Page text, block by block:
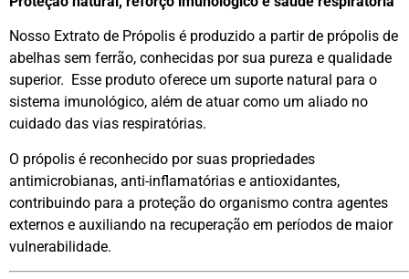
Nosso Extrato de Própolis é produzido a partir de própolis de
abelhas sem ferrão, conhecidas por sua pureza e qualidade
superior. Esse produto oferece um suporte natural para o
sistema imunológico, além de atuar como um aliado no
cuidado das vias respiratórias.
O própolis é reconhecido por suas propriedades
antimicrobianas, anti-inflamatórias e antioxidantes,
contribuindo para a proteção do organismo contra agentes
externos e auxiliando na recuperação em períodos de maior
vulnerabilidade.